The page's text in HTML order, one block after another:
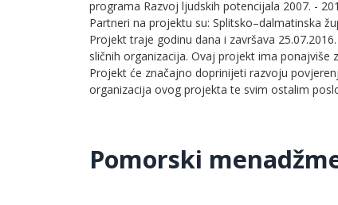
programa Razvoj ljudskih potencijala 2007. -
Partneri na projektu su: Splitsko–dalmatinska
Projekt traje godinu dana i završava
sličnih organizacija. Ovaj projekt ima
Projekt će značajno doprinijeti razvoju
organizacija ovog projekta te svim ostalim
Pomorski